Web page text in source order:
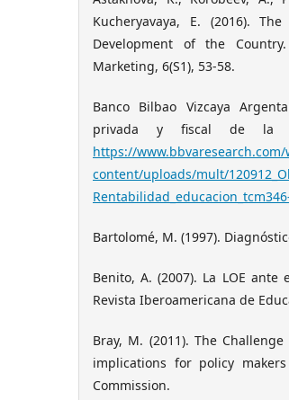
Kucheryavaya, E. (2016).
Development of the
Marketing, 6(S1), 53-58.
Banco Bilbao Vizcaya
privada y fiscal de la
https://www.bbvaresearch.com/
content/uploads/mult/
Bartolomé, M. (1997).
Benito, A. (2007). La LOE
Revista Iberoamericana de
Bray, M. (2011). The
implications for policy
Commission.